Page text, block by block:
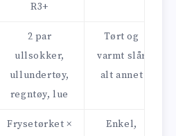
R3+
2 par
ullsokker,
ullundertøy,
regntøy, lue
Tørt og
varmt slår
alt annet
Frysetørket ×
Enkel,